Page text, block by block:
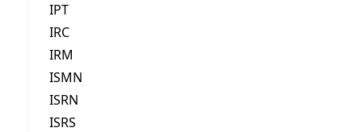
IPT
IRC
IRM
ISMN
ISRN
ISRS